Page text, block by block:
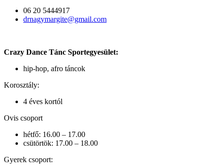
06 20 5444917
drnagymargite@gmail.com
Crazy Dance Tánc Sportegyesület:
hip-hop, afro táncok
Korosztály:
4 éves kortól
Ovis csoport
hétfő: 16.00 – 17.00
csütörtök: 17.00 – 18.00
Gyerek csoport: